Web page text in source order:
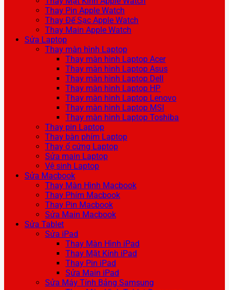
Thay Pin Apple Watch
Thay Đế Sạc Apple Watch
Thay Main Apple Watch
Sửa Laptop
Thay màn hình Laptop
Thay màn hình Laptop Acer
Thay màn hình Laptop Asus
Thay màn hình Laptop Dell
Thay màn hình Laptop HP
Thay màn hình Laptop Lenovo
Thay màn hình Laptop MSI
Thay màn hình Laptop Toshiba
Thay pin Laptop
Thay bàn phím Laptop
Thay ổ cứng Laptop
Sửa main Laptop
Vệ sinh Laptop
Sửa Macbook
Thay Màn Hình Macbook
Thay Phím Macbook
Thay Pin Macbook
Sửa Main Macbook
Sửa Tablet
Sửa iPad
Thay Màn Hình iPad
Thay Mặt Kính iPad
Thay Pin iPad
Sửa Main iPad
Sửa Máy Tính Bảng Samsung